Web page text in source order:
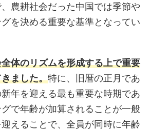
農耕社会だった中国では季節や
を決める重要な基準となってい
体のリズムを形成する上で重要
ました。特に、旧暦の正月であ
年を迎える最も重要な時期であ
で年齢が加算されることが一般
えることで、全員が同時に年齢